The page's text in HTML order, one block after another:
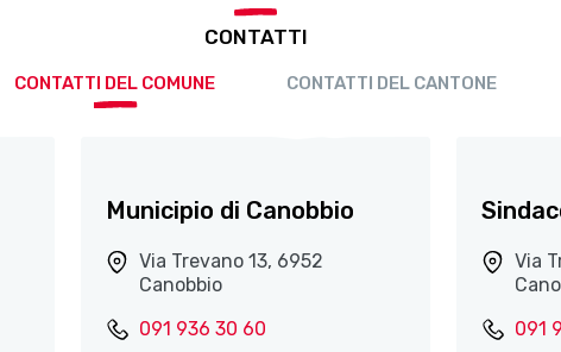
CONTATTI
CONTATTI DEL COMUNE CONTATTI DEL CANTONE
Municipio di Canobbio
Via Trevano 13, 6952
Canobbio
091 936 30 60
Via
091